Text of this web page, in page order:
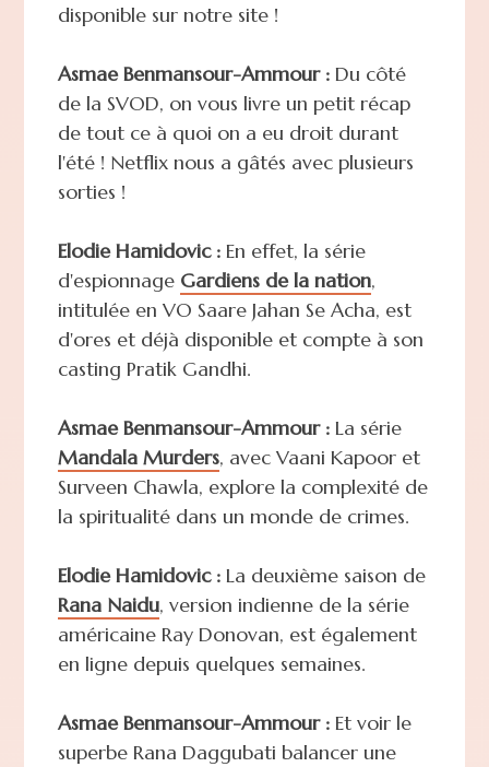
disponible sur notre site !
Asmae Benmansour-Ammour :Du côté
de la SVOD, on vous livre un petit récap
de tout ce à quoi on a eu droit durant
l'été ! Netflix nous a gâtés avec plusieurs
sorties !
Elodie Hamidovic :En effet, la série
d'espionnage Gardiens de la nation,
intitulée en VO Saare Jahan Se Acha, est
d'ores et déjà disponible et compte à son
casting Pratik Gandhi.
Asmae Benmansour-Ammour :La série
Mandala Murders, avec Vaani Kapoor et
Surveen Chawla, explore la complexité de
la spiritualité dans un monde de crimes.
Elodie Hamidovic :La deuxième saison de
Rana Naidu, version indienne de la série
américaine Ray Donovan, est également
en ligne depuis quelques semaines.
Asmae Benmansour-Ammour :Et voir le
superbe Rana Daggubati balancer une